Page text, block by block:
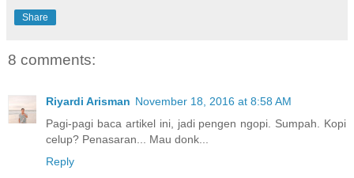
Share
8 comments:
Riyardi Arisman November 18, 2016 at 8:58 AM
Pagi-pagi baca artikel ini, jadi pengen ngopi. Sumpah. Kopi
celup? Penasaran... Mau donk...
Reply